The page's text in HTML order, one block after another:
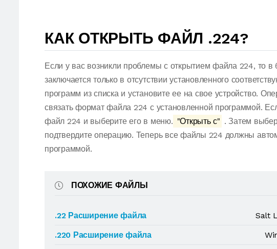
КАК ОТКРЫТЬ ФАЙЛ .224?
Если у вас возникли проблемы с открытием файла 224, то в
заключается только в отсутствии установленного
программ из списка и установите ее на свое устройство.
связать формат файла 224 с установленной программой.
файл 224 и выберите его в меню. "Открыть с" . Затем
подтвердите операцию. Теперь все файлы 224 должны
программой.
ПОХОЖИЕ ФАЙЛЫ
.22 Расширение файла
Salt
.220 Расширение файла